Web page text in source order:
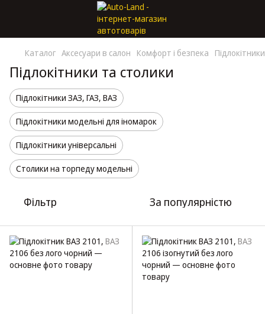
Каталог Аксесуари в салон Комфорт і безпека
Підлокітники та столики
Підлокітники ЗАЗ, ГАЗ, ВАЗ
Підлокітники модельні для іномарок
Підлокітники універсальні
Столики на торпеду модельні
Фільтр За популярністю